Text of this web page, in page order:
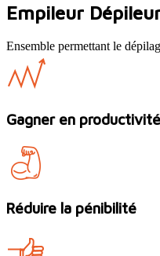
Empileur
Ensemble permettant le
Gagner en productivité
Réduire la pénibilité